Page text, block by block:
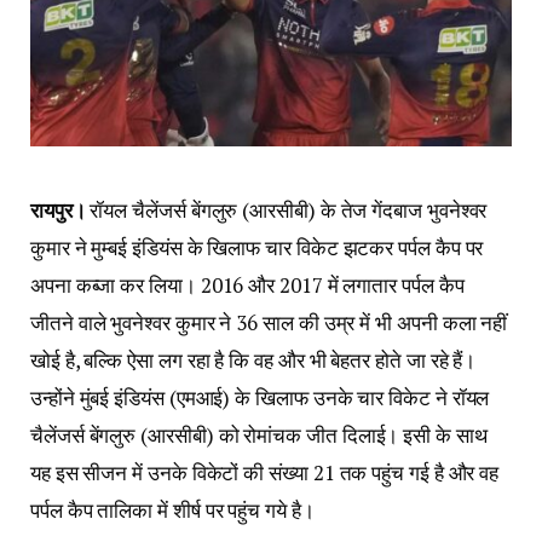
रायपुर।रॉयल चैलेंजर्स बेंगलुरु (आरसीबी) के तेज गेंदबाज भुवनेश्वर
कुमार ने मुम्बई इंडियंस के खिलाफ चार विकेट झटकर पर्पल कैप पर
अपना कब्जा कर लिया। 2016 और 2017 में लगातार पर्पल कैप
जीतने वाले भुवनेश्वर कुमार ने 36 साल की उम्र में भी अपनी कला नहीं
खोई है, बल्कि ऐसा लग रहा है कि वह और भी बेहतर होते जा रहे हैं।
उन्होंने मुंबई इंडियंस (एमआई) के खिलाफ उनके चार विकेट ने रॉयल
चैलेंजर्स बेंगलुरु (आरसीबी) को रोमांचक जीत दिलाई। इसी के साथ
यह इस सीजन में उनके विकेटों की संख्या 21 तक पहुंच गई है और वह
पर्पल कैप तालिका में शीर्ष पर पहुंच गये है।